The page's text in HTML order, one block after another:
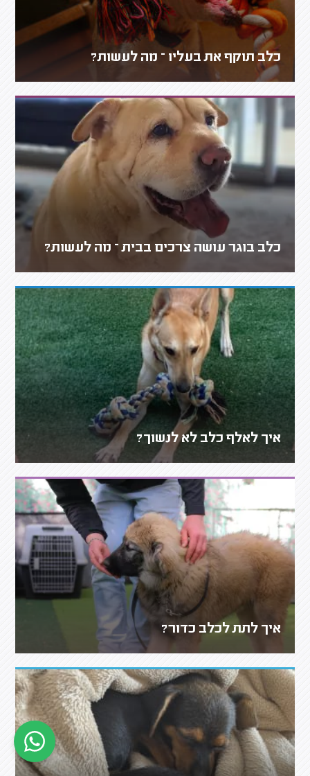
כלב תוקף את בעליו – מה לעשות?
כלב בוגר עושה צרכים בבית – מה לעשות?
איך לאלף כלב לא לנשוך?
איך לתת לכלב כדור?